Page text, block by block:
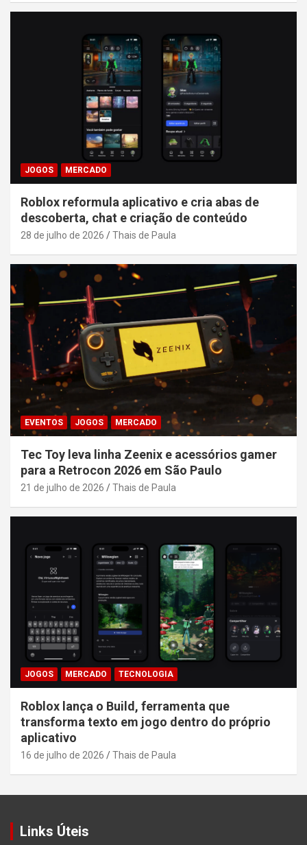
JOGOS MERCADO
Roblox reformula aplicativo e cria abas de
descoberta, chat e criação de conteúdo
28 de julho de 2026 Thais de Paula
EVENTOS JOGOS MERCADO
Tec Toy leva linha Zeenix e acessórios gamer
para a Retrocon 2026 em São Paulo
21 de julho de 2026 Thais de Paula
JOGOS MERCADO TECNOLOGIA
Roblox lança o Build, ferramenta que
transforma texto em jogo dentro do próprio
aplicativo
16 de julho de 2026 Thais de Paula
Links Úteis